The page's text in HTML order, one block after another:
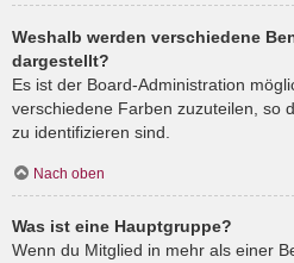
Weshalb werden verschiedene
dargestellt?
Es ist der Board-Administration
verschiedene Farben zuzuteilen, so
zu identifizieren sind.
Nach oben
Was ist eine Hauptgruppe?
Wenn du Mitglied in mehr als einer